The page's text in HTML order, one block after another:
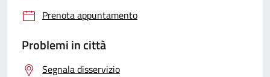
Prenota appuntamento
Problemi in città
Segnala disservizio